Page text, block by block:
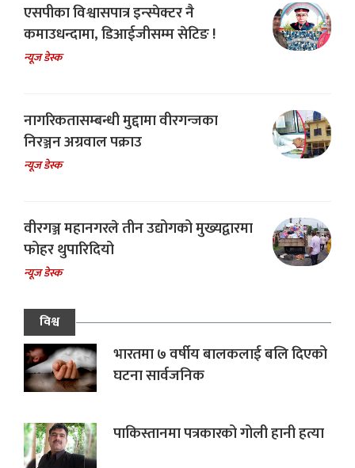
एसपीका विश्वासपात्र इन्स्पेक्टर नै
कमाउधन्दामा, डिआईजीसम्म सेटिङ !
न्यूज डेस्क
नागरिकतासम्बन्धी मुद्दामा वीरगन्जका
निरञ्जन अग्रवाल पक्राउ
न्यूज डेस्क
वीरगञ्ज महानगरले तीन उद्योगको मुख्यद्वारमा
फोहर थुपारिदियो
न्यूज डेस्क
विश्व
भारतमा ७ वर्षीय बालकलाई बलि दिएको
घटना सार्वजनिक
पाकिस्तानमा पत्रकारको गोली हानी हत्या